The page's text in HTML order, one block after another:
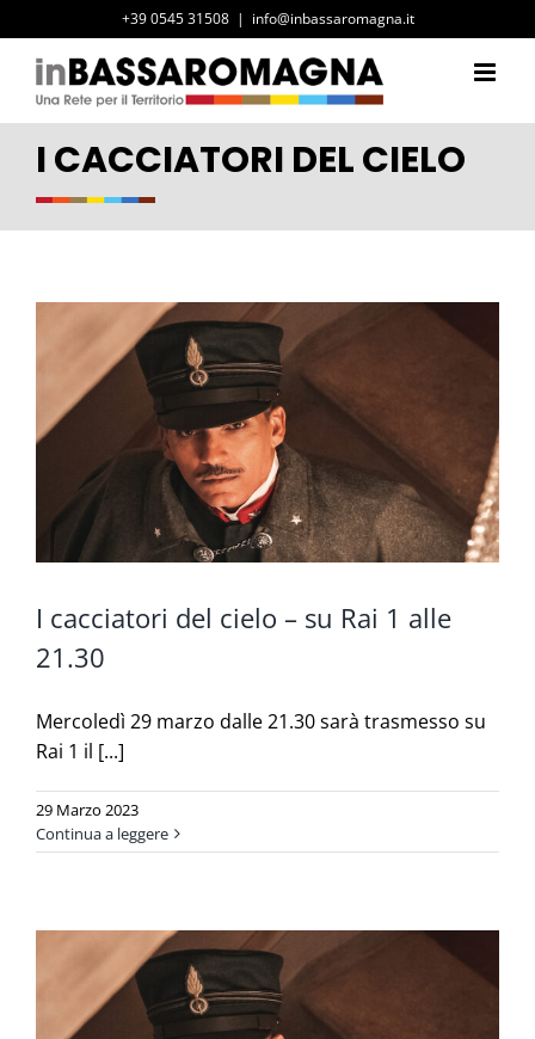
al
contenuto
+39 0545 31508 | info@inbassaromagna.it
I CACCIATORI DEL CIELO
I cacciatori del cielo – su Rai 1 alle
21.30
Mercoledì 29 marzo dalle 21.30 sarà trasmesso su
Rai 1 il [...]
29 Marzo 2023
Continua a leggere